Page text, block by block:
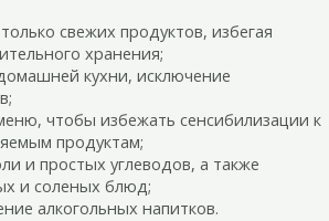
свежих продуктов, избегая
хранения;
кухни, исключение
чтобы избежать сенсибилизации к
продуктам;
и простых углеводов, а также
и соленых блюд;
алкогольных напитков.